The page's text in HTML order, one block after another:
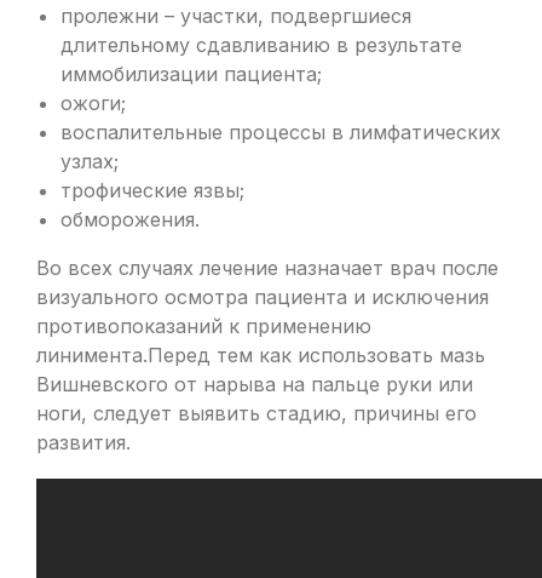
пролежни – участки, подвергшиеся
длительному сдавливанию в результате
иммобилизации пациента;
ожоги;
воспалительные процессы в лимфатических
узлах;
трофические язвы;
обморожения.
Во всех случаях лечение назначает врач после
визуального осмотра пациента и исключения
противопоказаний к применению
линимента.Перед тем как использовать мазь
Вишневского от нарыва на пальце руки или
ноги, следует выявить стадию, причины его
развития.